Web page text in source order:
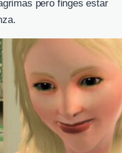
pero finges estar